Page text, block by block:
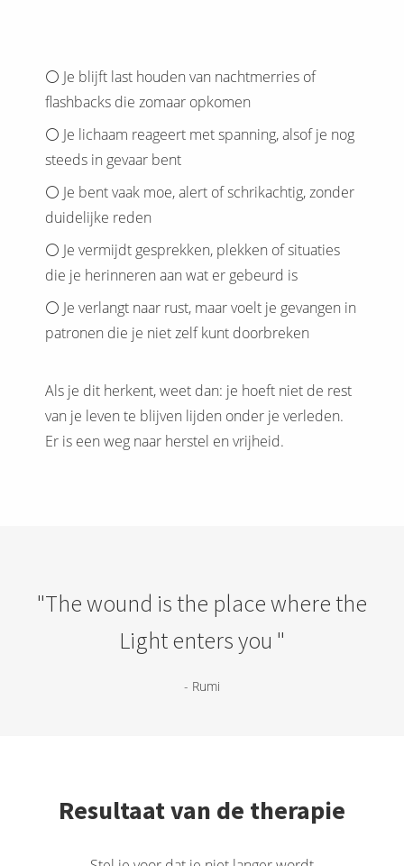
⚪️ Je blijft last houden van nachtmerries of
flashbacks die zomaar opkomen
⚪️ Je lichaam reageert met spanning, alsof je nog
steeds in gevaar bent
⚪️ Je bent vaak moe, alert of schrikachtig, zonder
duidelijke reden
⚪️ Je vermijdt gesprekken, plekken of situaties
die je herinneren aan wat er gebeurd is
⚪️ Je verlangt naar rust, maar voelt je gevangen in
patronen die je niet zelf kunt doorbreken
Als je dit herkent, weet dan: je hoeft niet de rest
van je leven te blijven lijden onder je verleden.
Er is een weg naar herstel en vrijheid.
"The wound is the place where the
Light enters you "
- Rumi
Resultaat van de therapie